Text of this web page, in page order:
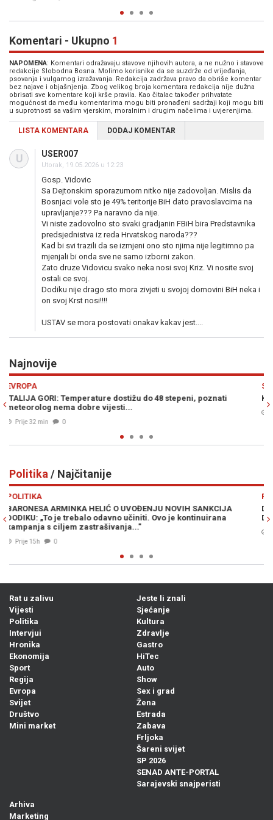
Komentari - Ukupno 1
NAPOMENA: Komentari odražavaju stavove njihovih autora, a ne nužno i stavove
redakcije Slobodna Bosna. Molimo korisnike da se suzdrže od vrijeđanja,
psovanja i vulgarnog izražavanja. Redakcija zadržava pravo da obriše komentar
bez najave i objašnjenja. Zbog velikog broja komentara redakcija nije dužna
obrisati sve komentare koji krše pravila. Kao čitalac također prihvatate
mogućnost da među komentarima mogu biti pronađeni sadržaji koji mogu biti
u suprotnosti sa vašim vjerskim, moralnim i drugim načelima i uvjerenjima.
LISTA KOMENTARA DODAJ KOMENTAR
U USER007
Utorak, 19.05.2026 u 12:23
Gosp. Vidovic
Sa Dejtonskim sporazumom nitko nije zadovoljan. Mislis da
Bosnjaci vole sto je 49% teritorije BiH dato pravoslavcima na
upravljanje??? Pa naravno da nije.
Vi niste zadovolno sto svaki gradjanin FBiH bira Predstavnika
predsjednistva iz reda Hrvatskog naroda???
Kad bi svi trazili da se izmjeni ono sto njima nije legitimno pa
mjenjali bi onda sve ne samo izborni zakon.
Zato druze Vidovicu svako neka nosi svoj Kriz. Vi nosite svoj
ostali ce svoj.
Dodiku nije drago sto mora zivjeti u svojoj domovini BiH neka i
on svoj Krst nosi!!!!
USTAV se mora postovati onakav kakav jest....
Najnovije
SPORT
KLUB ZAVIJEN U CRNO: Poznati sportista umro od toplotnog
Prije 35 min
Politika / Najčitanije
POLITIKA
DRAMA U WASHINGTONU: Kongresmeni traže vraćanje
Dodika na "crnu listu", ali ni to nije sve...
07. Avg. 2026
Rat u zalivu
Vijesti
Politika
Intervjui
Hronika
Ekonomija
Sport
Regija
Evropa
Svijet
Društvo
Mini market
Jeste li znali
Sjećanje
Kultura
Zdravlje
Gastro
HiTec
Auto
Show
Sex i grad
Žena
Estrada
Zabava
Frljoka
Šareni svijet
SP 2026
SENAD ANTE-PORTAL
Sarajevski snajperisti
Arhiva
Marketing